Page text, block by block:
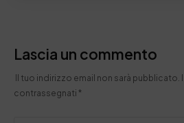
Lascia un commento
Il tuo indirizzo email non sarà pubblicato.
contrassegnati *